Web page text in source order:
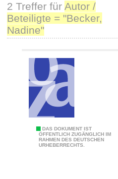
2 Treffer für Autor /
Beteiligte = "Becker,
Nadine"
DAS DOKUMENT IST
ÖFFENTLICH ZUGÄNGLICH IM
RAHMEN DES DEUTSCHEN
URHEBERRECHTS.
G